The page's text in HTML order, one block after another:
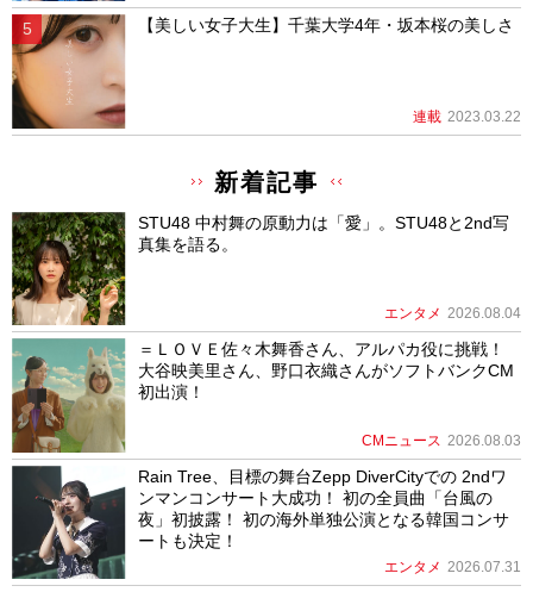
【美しい女子大生】千葉大学4年・坂本桜の美しさ
連載 2023.03.22
新着記事
STU48 中村舞の原動力は「愛」。STU48と2nd写
真集を語る。
エンタメ 2026.08.04
＝ＬＯＶＥ佐々木舞香さん、アルパカ役に挑戦！
大谷映美里さん、野口衣織さんがソフトバンクCM
初出演！
CMニュース 2026.08.03
Rain Tree、目標の舞台Zepp DiverCityでの 2ndワ
ンマンコンサート大成功！ 初の全員曲「台風の
夜」初披露！ 初の海外単独公演となる韓国コンサ
ートも決定！
エンタメ 2026.07.31